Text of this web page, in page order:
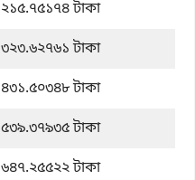
২১৫.৭৫১৭৪ টাকা
৩২৩.৬২৭৬১ টাকা
৪৩১.৫০৩৪৮ টাকা
৫৩৯.৩৭৯৩৫ টাকা
৬৪৭.২৫৫২২ টাকা